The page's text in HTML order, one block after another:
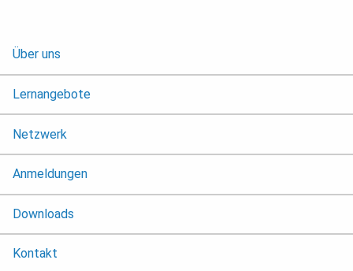
Über uns
Lernangebote
Netzwerk
Anmeldungen
Downloads
Kontakt